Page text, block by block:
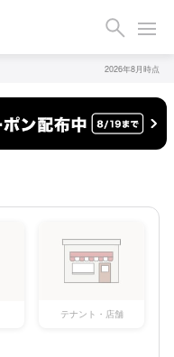
2026年8月時点
テナント・店舗